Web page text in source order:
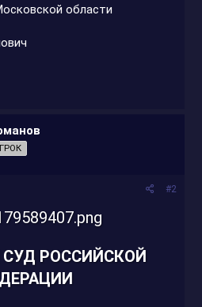
области
#2
РОССИЙСКОЙ